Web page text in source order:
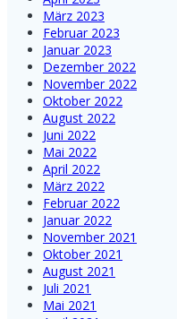
März 2023
Februar 2023
Januar 2023
Dezember 2022
November 2022
Oktober 2022
August 2022
Juni 2022
Mai 2022
April 2022
März 2022
Februar 2022
Januar 2022
November 2021
Oktober 2021
August 2021
Juli 2021
Mai 2021